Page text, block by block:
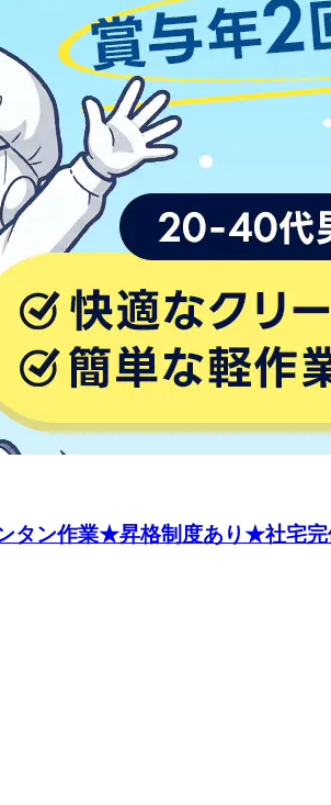
タン作業★昇格制度あり★社宅